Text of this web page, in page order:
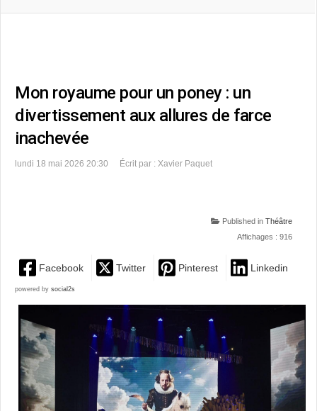
Mon royaume pour un poney : un
divertissement aux allures de farce
inachevée
lundi 18 mai 2026 20:30 Écrit par : Xavier Paquet
Published in Théâtre
Affichages : 916
Facebook Twitter Pinterest Linkedin
powered by social2s